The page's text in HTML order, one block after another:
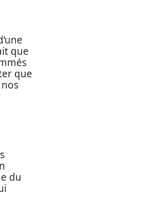
que
que
du